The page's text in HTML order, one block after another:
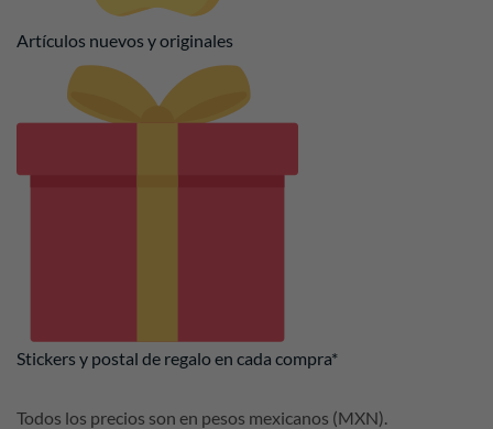
Artículos nuevos y originales
Stickers y postal de regalo en cada compra*
Todos los precios son en pesos mexicanos (MXN).